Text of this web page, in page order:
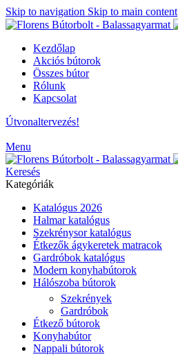
Skip to navigation Skip to main content
Kezdőlap
Akciós bútorok
Összes bútor
Rólunk
Kapcsolat
Útvonaltervezés!
Menu
Keresés
Kategóriák
Katalógus 2026
Halmar katalógus
Szekrénysor katalógus
Étkezők ágykeretek matracok
Gardróbok katalógus
Modern konyhabútorok
Hálószoba bútorok
Szekrények
Gardróbok
Étkező bútorok
Konyhabútor
Nappali bútorok